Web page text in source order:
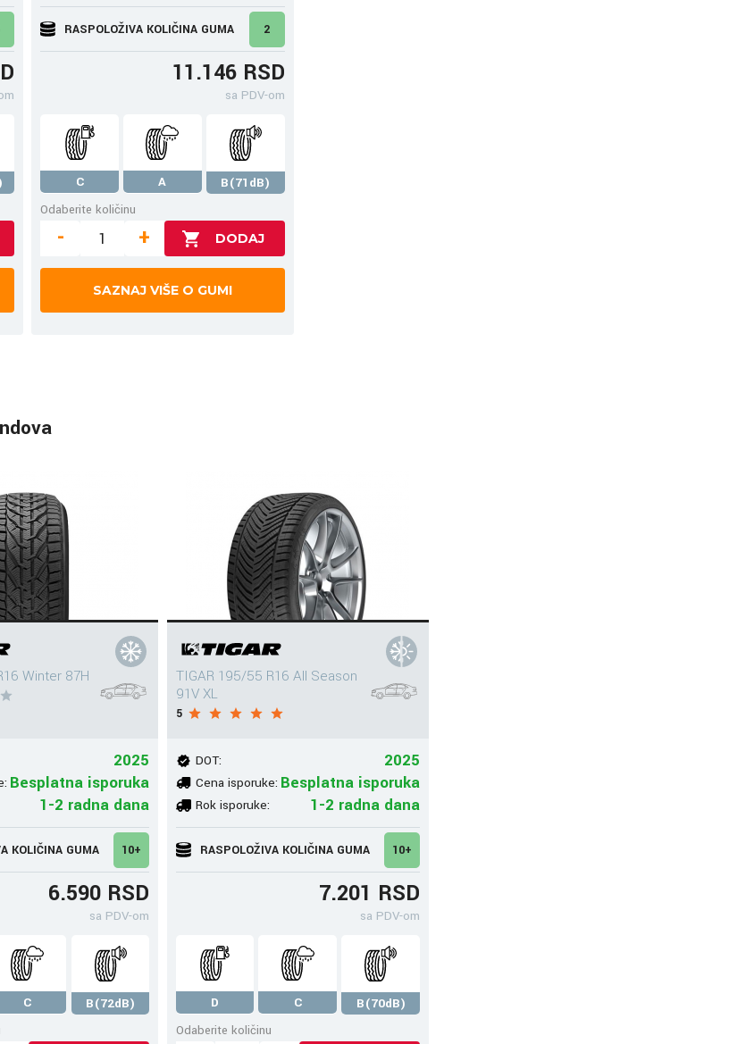
RASPOLOŽIVA KOLIČINA GUMA 2
11.146 RSD
sa PDV-om
C A
B(71dB)
Odaberite količinu
- +
SAZNAJ VIŠE O GUMI
Winter 87H
2025
Besplatna isporuka
1-2 radna dana
KOLIČINA GUMA 10+
6.590 RSD
sa PDV-om
C
B(72dB)
TIGAR 195/55 R16 All Season
91V XL
5
DOT: 2025
Cena isporuke: Besplatna isporuka
Rok isporuke: 1-2 radna dana
RASPOLOŽIVA KOLIČINA GUMA 10+
7.201 RSD
sa PDV-om
D C
B(70dB)
Odaberite količinu